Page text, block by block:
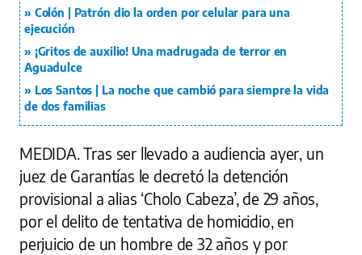
Colón | Patrón dio la orden por celular para una
ejecución
¡Gritos de auxilio! Una madrugada de terror en
Aguadulce
Los Santos | La noche que cambió para siempre la vida
de dos familias
MEDIDA. Tras ser llevado a audiencia ayer, un
juez de Garantías le decretó la detención
provisional a alias ‘Cholo Cabeza’, de 29 años,
por el delito de tentativa de homicidio, en
perjuicio de un hombre de 32 años y por